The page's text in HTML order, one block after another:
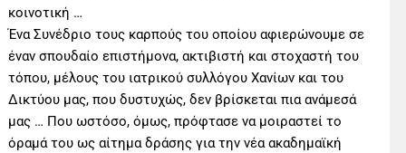
κοινοτική …
Ένα Συνέδριο τους καρπούς του οποίου αφιερώνουμε σε
έναν σπουδαίο επιστήμονα, ακτιβιστή και στοχαστή του
τόπου, μέλους του ιατρικού συλλόγου Χανίων και του
Δικτύου μας, που δυστυχώς, δεν βρίσκεται πια ανάμεσά
μας … Που ωστόσο, όμως, πρόφτασε να μοιραστεί το
όραμά του ως αίτημα δράσης για την νέα ακαδημαϊκή